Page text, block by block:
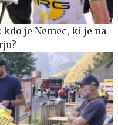
je Nemec, ki je na